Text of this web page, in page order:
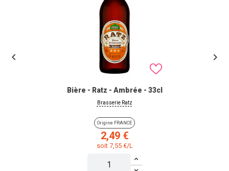
Bière - Ratz - Ambrée - 33cl
Brasserie Ratz
Origine FRANCE
Prix
2,49 €
soit 7,55 €/L
 